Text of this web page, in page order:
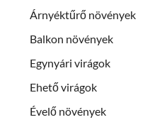
Árnyéktűrő növények
Balkon növények
Egynyári virágok
Ehető virágok
Évelő növények